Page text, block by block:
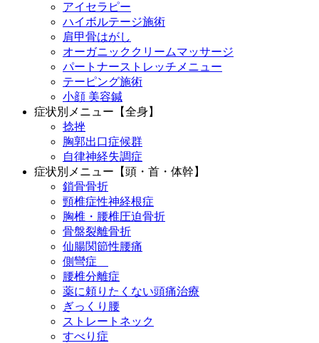
アイセラピー
ハイボルテージ施術
肩甲骨はがし
オーガニッククリームマッサージ
パートナーストレッチメニュー
テーピング施術
小顔 美容鍼
症状別メニュー【全身】
捻挫
胸郭出口症候群
自律神経失調症
症状別メニュー【頭・首・体幹】
鎖骨骨折
頸椎症性神経根症
胸椎・腰椎圧迫骨折
骨盤裂離骨折
仙腸関節性腰痛
側彎症
腰椎分離症
薬に頼りたくない頭痛治療
ぎっくり腰
ストレートネック
すべり症